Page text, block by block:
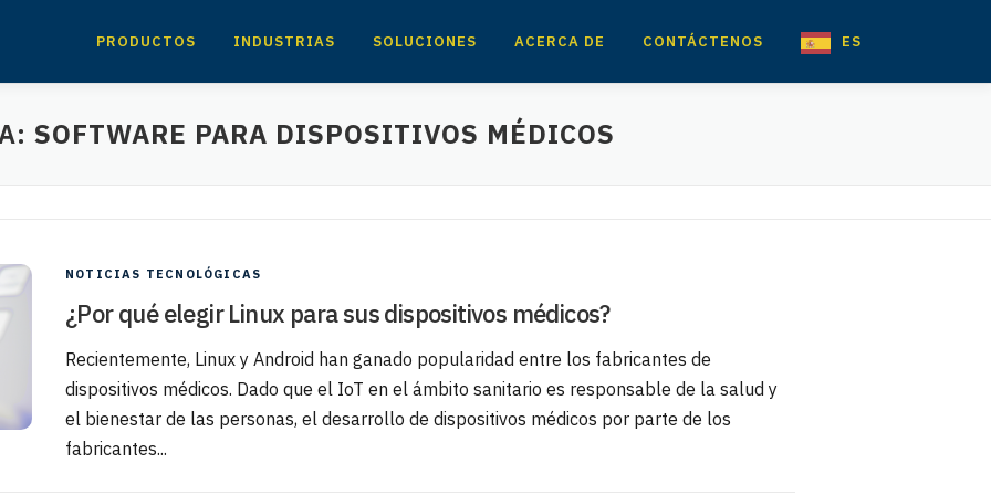
PRODUCTOS INDUSTRIAS SOLUCIONES ACERCA DE CONTÁCTENOS ES
SOFTWARE PARA DISPOSITIVOS MÉDICOS
NOTICIAS TECNOLÓGICAS
¿Por qué elegir Linux para sus dispositivos médicos?
Recientemente, Linux y Android han ganado popularidad entre los fabricantes de
dispositivos médicos. Dado que el IoT en el ámbito sanitario es responsable de la salud y
el bienestar de las personas, el desarrollo de dispositivos médicos por parte de los
fabricantes...